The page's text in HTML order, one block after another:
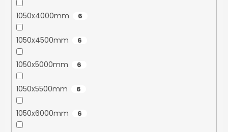
1050x4000mm 6
1050x4500mm 6
1050x5000mm 6
1050x5500mm 6
1050x6000mm 6